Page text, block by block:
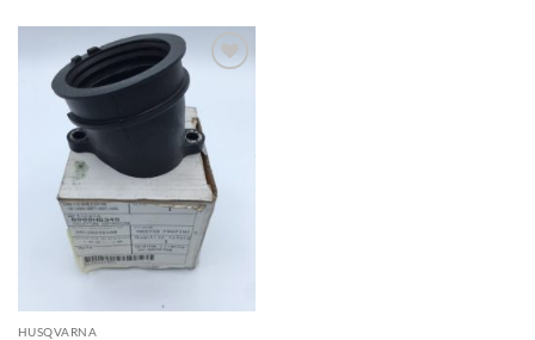
Aggiungi
alla lista
desideri
HUSQVARNA